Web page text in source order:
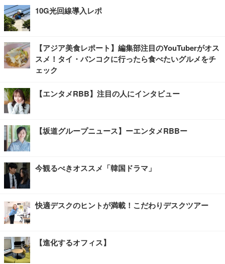
10G光回線導入レポ
【アジア美食レポート】編集部注目のYouTuberがオス
スメ！タイ・バンコクに行ったら食べたいグルメをチ
ェック
【エンタメRBB】注目の人にインタビュー
【坂道グループニュース】ーエンタメRBBー
今観るべきオススメ「韓国ドラマ」
快適デスクのヒントが満載！こだわりデスクツアー
【進化するオフィス】